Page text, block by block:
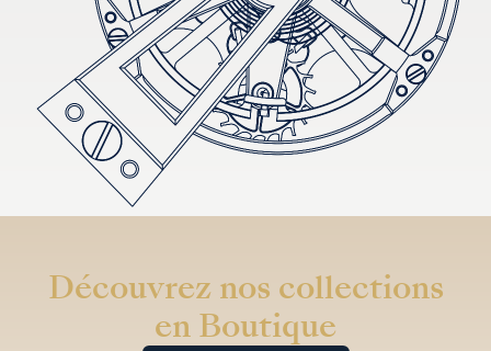
Découvrez nos collections
en Boutique